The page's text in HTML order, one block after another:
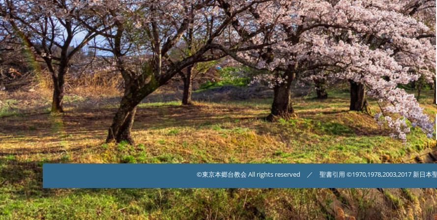
©東京本郷台教会 All rights reserved ／ 聖書引用 ©1970,1978,2003,2017 新日本